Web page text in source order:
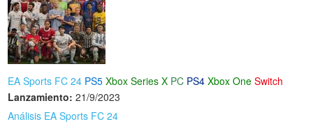
EA Sports FC 24 PS5 Xbox Series X PC PS4 Xbox One Switch
Lanzamiento: 21/9/2023
Análisis EA Sports FC 24